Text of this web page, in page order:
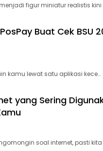
figur miniatur realistis
Buat Cek BSU
kamu lewat satu aplikasi kece…
yang Sering
soal internet, pasti